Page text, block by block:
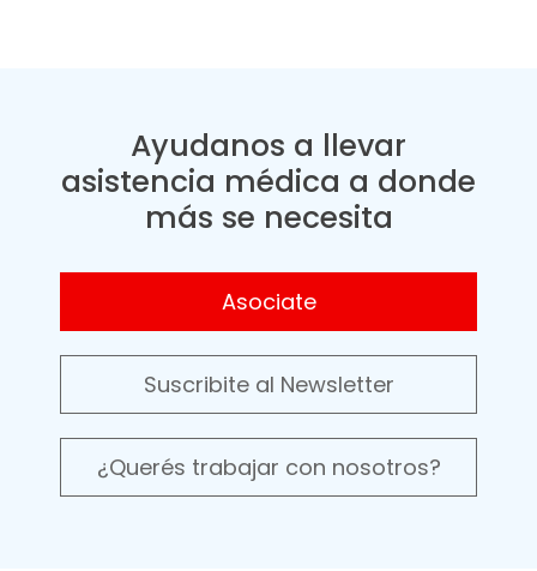
Ayudanos a llevar
asistencia médica a donde
más se necesita
Asociate
Suscribite al Newsletter
¿Querés trabajar con nosotros?